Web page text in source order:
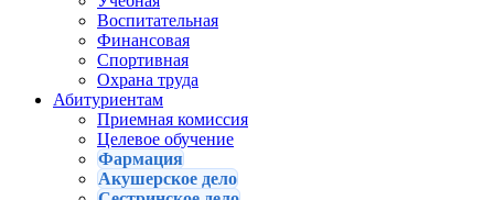
Воспитательная
Финансовая
Спортивная
Охрана труда
Абитуриентам
Приемная комиссия
Целевое обучение
Фармация
Акушерское дело